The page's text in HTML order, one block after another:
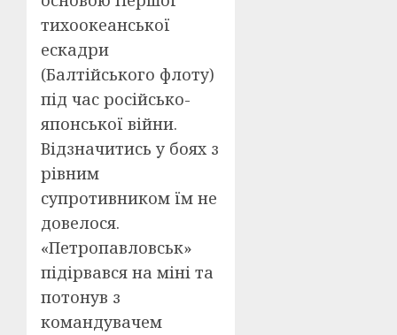
тихоокеанської
ескадри
(Балтійського флоту)
під час російсько-
японської війни.
Відзначитись у боях з
рівним
супротивником їм не
довелося.
«Петропавловськ»
підірвався на міні та
потонув з
командувачем